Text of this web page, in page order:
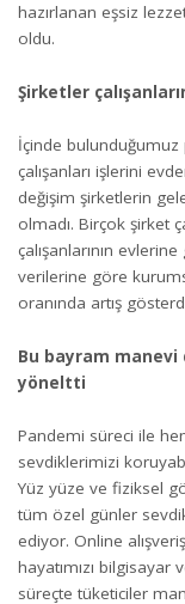
hazırlanan eşsiz
oldu.
Şirketler
İçinde
çalışanları işlerini
değişim şirketlerin
olmadı. Birçok şirket
çalışanlarının
verilerine göre
oranında artış
Bu bayram
yöneltti
Pandemi süreci ile
sevdiklerimizi
Yüz yüze ve fiziksel
tüm özel günler
ediyor. Online
hayatımızı
süreçte tüketiciler